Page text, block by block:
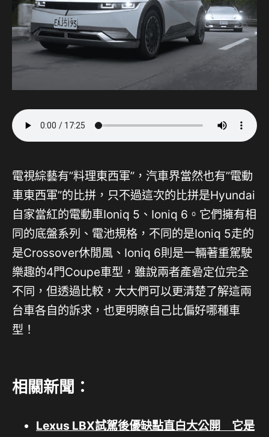
電視綜藝有”料理東西軍”，汽車界當然也有”電動
車東西軍”的比拼，只不過這次的比拼是Hyundai
自家當紅的電動車Ioniq 5、Ioniq 6。它們擁有相
同的底盤系列、電池規格，不同的是Ioniq 5走的
是Crossover休閒風、Ioniq 6則是一輛著重駕駛
樂趣的4門Coupe車型，雖說兩者產碞定位完全
不同，但透過比較，大大們可以更清楚了解這兩
台車各自的訴求，也更明瞭自己比偏好哪種車
型！
相關新聞：
Lexus LBX試駕後優缺點直白大公開 它是